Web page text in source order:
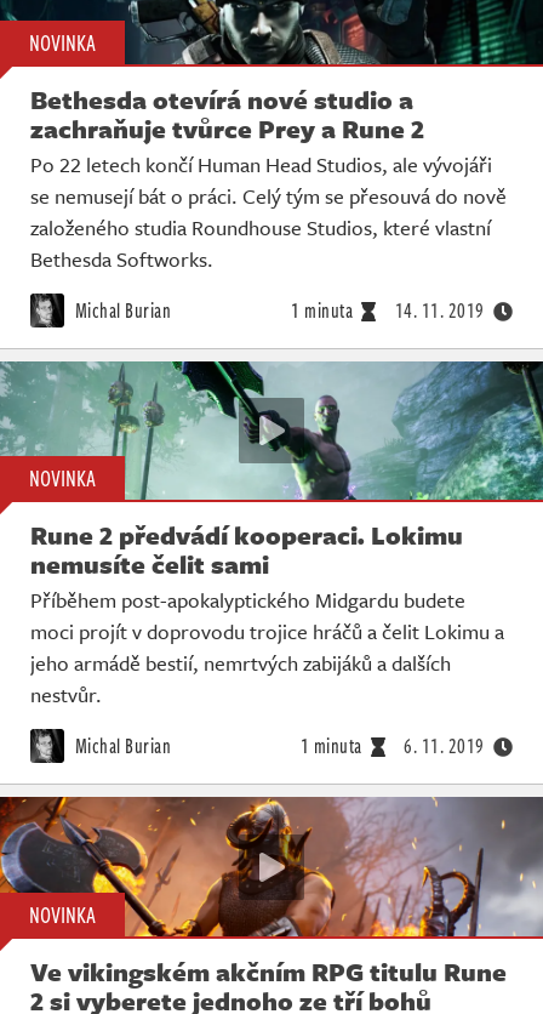
NOVINKA
Bethesda otevírá nové studio a
zachraňuje tvůrce Prey a Rune 2
Po 22 letech končí Human Head Studios, ale vývojáři
se nemusejí bát o práci. Celý tým se přesouvá do nově
založeného studia Roundhouse Studios, které vlastní
Bethesda Softworks.
Michal Burian 1 minuta 14. 11. 2019
NOVINKA
Rune 2 předvádí kooperaci. Lokimu
nemusíte čelit sami
Příběhem post-apokalyptického Midgardu budete
moci projít v doprovodu trojice hráčů a čelit Lokimu a
jeho armádě bestií, nemrtvých zabijáků a dalších
nestvůr.
Michal Burian 1 minuta 6. 11. 2019
NOVINKA
Ve vikingském akčním RPG titulu Rune
2 si vyberete jednoho ze tří bohů